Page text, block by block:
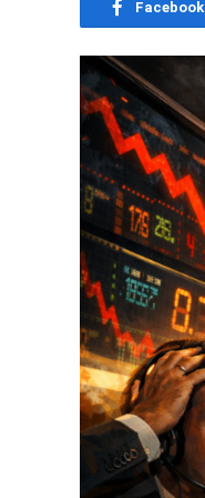
Facebook